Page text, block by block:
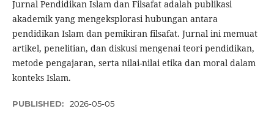
Jurnal Pendidikan Islam dan Filsafat adalah publikasi
akademik yang mengeksplorasi hubungan antara
pendidikan Islam dan pemikiran filsafat. Jurnal ini memuat
artikel, penelitian, dan diskusi mengenai teori pendidikan,
metode pengajaran, serta nilai-nilai etika dan moral dalam
konteks Islam.
PUBLISHED: 2026-05-05